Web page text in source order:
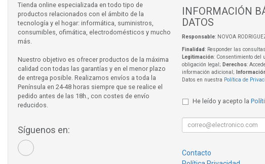
Tienda online especializada en todo tipo de
productos relacionados con el ámbito de la
tecnología y el hogar: informática, suministros,
consumibles, ofimática, electrodomésticos y mucho
más.
Nuestro objetivo es ofrecer productos de la máxima
calidad con todas las garantías y en el menor plazo
de entrega posible. Realizamos envíos a toda la
Península en 24-48 horas siempre que se realice el
pedido antes de las 18h., con costes de envío
reducidos.
Síguenos en:
INFORMACIÓN
DATOS
Responsable: NOVOA
Finalidad: Responder las
Legitimación: Consentimiento del
obligación legal; Derechos:
información adicional;
Datos en nuestra Política de
He leído y acepto la
Contacto